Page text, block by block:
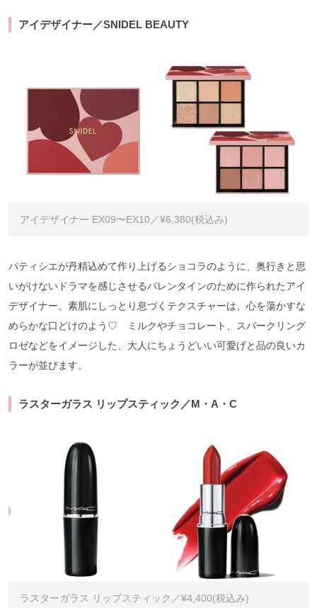
アイデザイナー／SNIDEL BEAUTY
アイデザイナー EX09〜EX10／¥6,380(税込み)
パティシエが丹精込めて作り上げるショコラのように、奥行きと思
いがけないドラマを感じさせるバレンタインのために作られたアイ
デザイナー。素肌にしっとり息づくテクスチャーは、心を蕩かすな
めらかな口どけのよう♡ ミルクやチョコレート、スパークリング
ロゼなどをイメージした、大人にちょうどいい可愛げと品の良いカ
ラーが並びます。
ラスターガラス リップスティック／M・A・C
ラスターガラス リップスティック／¥4,400(税込み)